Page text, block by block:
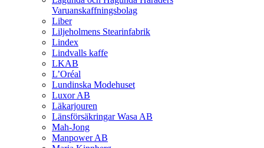
Varuanskaffningsbolag
Liber
Liljeholmens Stearinfabrik
Lindex
Lindvalls kaffe
LKAB
L’Oréal
Lundinska Modehuset
Luxor AB
Läkarjouren
Länsförsäkringar Wasa AB
Mah-Jong
Manpower AB